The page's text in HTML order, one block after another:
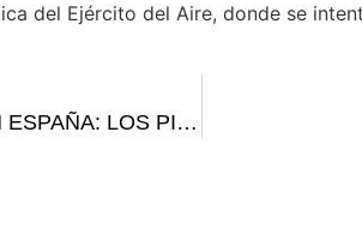
del Ejército del Aire, donde se
LA PSICOLOGÍA AERONÁUTICA MILITAR EN ESPAÑA: LOS PIONEROS (1911-1925)